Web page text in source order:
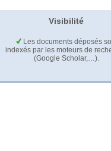
Visibilité
Les documents déposés
indexés par les moteurs de
(Google Scholar,…).